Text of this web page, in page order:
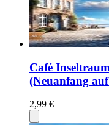
Café
(Neuanfang
2,99 €